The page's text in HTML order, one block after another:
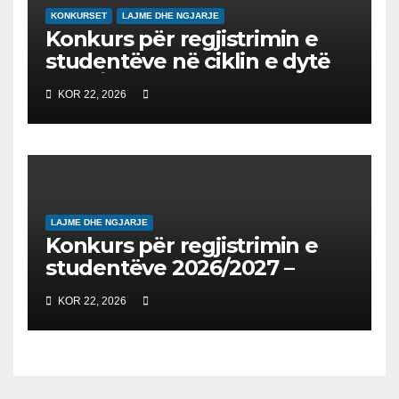
KONKURSET LAJME DHE NGJARJE
Konkurs për regjistrimin e
studentëve në ciklin e dytë
2026/2027 – Конкурс за
запишување на студенти
на втор циклус студии за
2026/2027
KOR 22, 2026
LAJME DHE NGJARJE
Konkurs për regjistrimin e
studentëve 2026/2027 –
Конкурс за запишување на
студенти за 2026/2027
KOR 22, 2026